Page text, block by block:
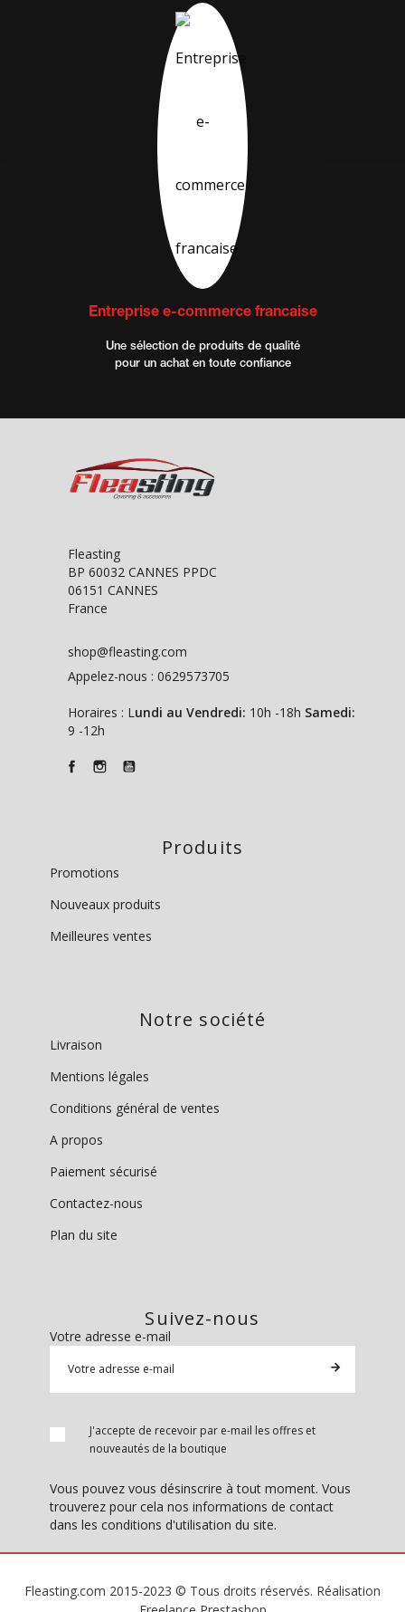
Entreprise e-commerce francaise
Une sélection de produits de qualité
pour un achat en toute confiance
Fleasting
BP 60032 CANNES PPDC
06151 CANNES
France
shop@fleasting.com
Appelez-nous : 0629573705
Horaires : Lundi au Vendredi: 10h -18h Samedi:
9 -12h
Produits
Promotions
Nouveaux produits
Meilleures ventes
Notre société
Livraison
Mentions légales
Conditions général de ventes
A propos
Paiement sécurisé
Contactez-nous
Plan du site
Suivez-nous
Votre adresse e-mail
J'accepte de recevoir par e-mail les offres et
nouveautés de la boutique
Vous pouvez vous désinscrire à tout moment. Vous
trouverez pour cela nos informations de contact
dans les conditions d'utilisation du site.
Fleasting.com 2015-2023 © Tous droits réservés. Réalisation